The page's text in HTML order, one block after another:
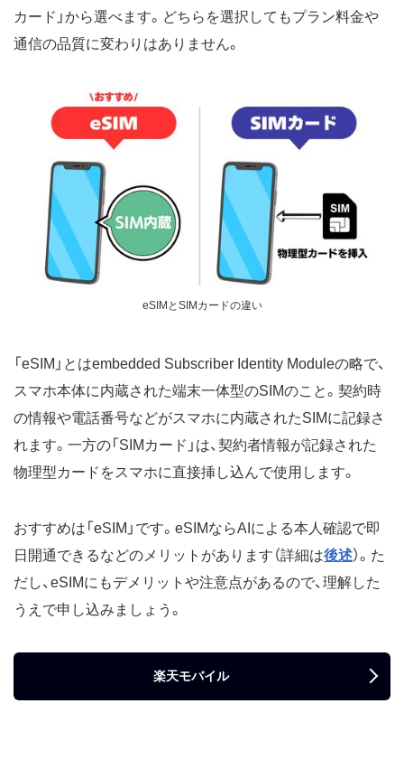
カード」から選べます。どちらを選択してもプラン料金や
通信の品質に変わりはありません。
eSIMとSIMカードの違い
「eSIM」とはembedded Subscriber Identity Moduleの略で、
スマホ本体に内蔵された端末一体型のSIMのこと。契約時
の情報や電話番号などがスマホに内蔵されたSIMに記録さ
れます。一方の「SIMカード」は、契約者情報が記録された
物理型カードをスマホに直接挿し込んで使用します。
おすすめは「eSIM」です。eSIMならAIによる本人確認で即
日開通できるなどのメリットがあります（詳細は後述）。た
だし、eSIMにもデメリットや注意点があるので、理解した
うえで申し込みましょう。
楽天モバイル